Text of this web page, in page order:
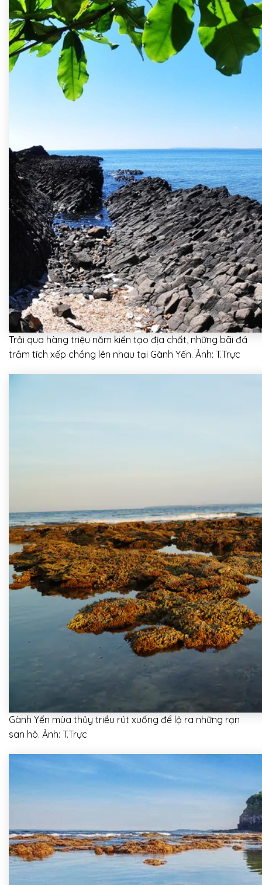
Trải qua hàng triệu năm kiến tạo địa chất, những bãi đá
trầm tích xếp chồng lên nhau tại Gành Yến. Ảnh: T.Trực
Gành Yến mùa thủy triều rút xuống để lộ ra những rạn
san hô. Ảnh: T.Trực